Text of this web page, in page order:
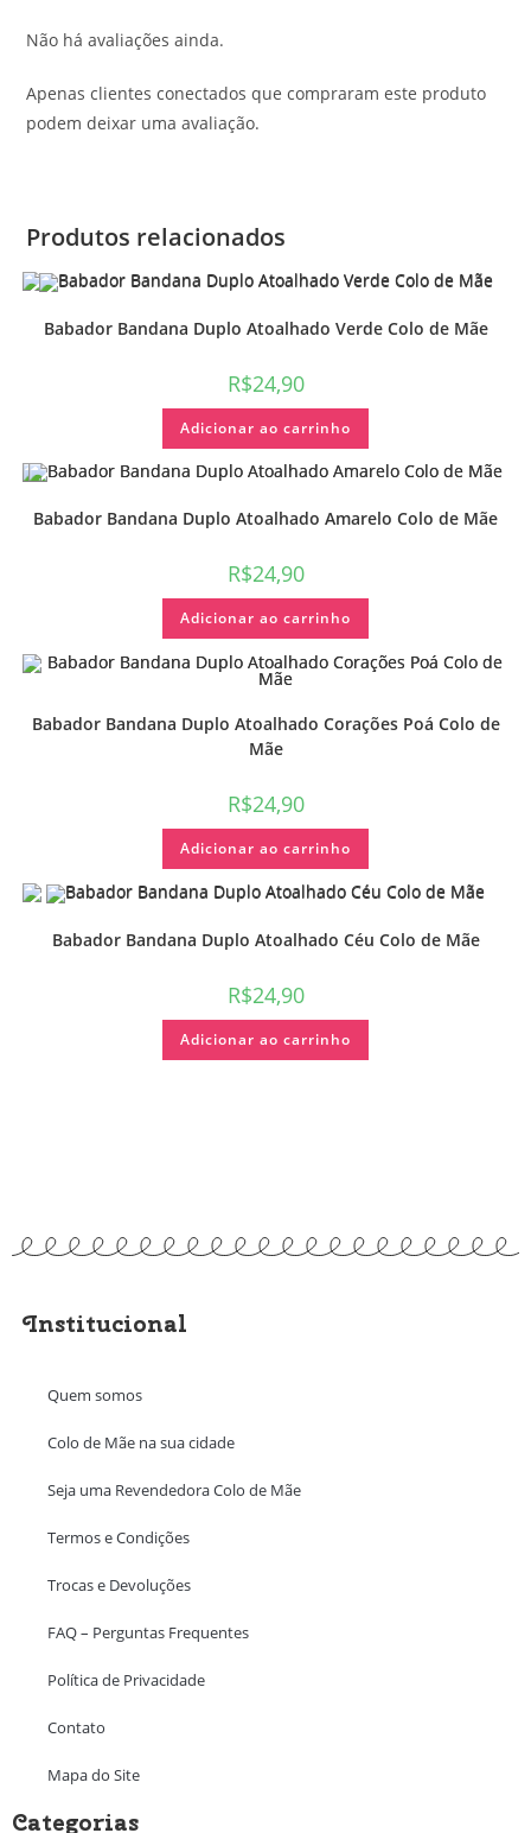
Não há avaliações ainda.
Apenas clientes conectados que compraram este produto
podem deixar uma avaliação.
Produtos relacionados
Babador Bandana Duplo Atoalhado Verde Colo de Mãe
R$24,90
Adicionar ao carrinho
Babador Bandana Duplo Atoalhado Amarelo Colo de Mãe
R$24,90
Adicionar ao carrinho
Babador Bandana Duplo Atoalhado Corações Poá Colo de
Mãe
R$24,90
Adicionar ao carrinho
Babador Bandana Duplo Atoalhado Céu Colo de Mãe
R$24,90
Adicionar ao carrinho
Institucional
Quem somos
Colo de Mãe na sua cidade
Seja uma Revendedora Colo de Mãe
Termos e Condições
Trocas e Devoluções
FAQ – Perguntas Frequentes
Política de Privacidade
Contato
Mapa do Site
Categorias